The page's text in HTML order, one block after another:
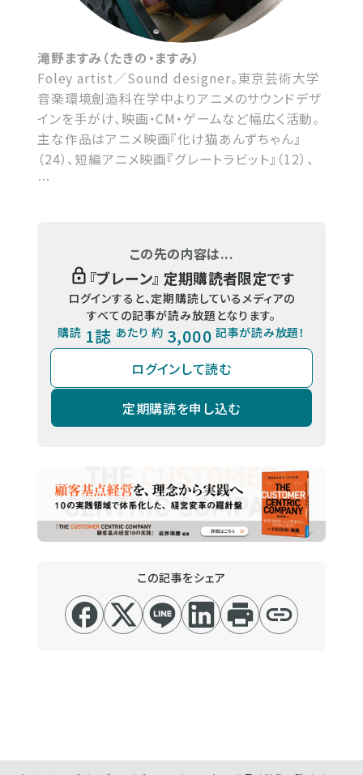
滝野ますみ（たきの・ますみ）
Foley artist／Sound designer。東京芸術大学
音楽環境創造科在学中よりアニメのサウンドデザ
インを手がけ、映画・CM・ゲームなど幅広く活動。
主な作品はアニメ映画『化け猫あんずちゃん』
（24）、短編アニメ映画『グレートラビット』（12）、
…
この先の内容は...
『ブレーン』 定期購読者限定です
ログインすると、定期購読しているメディアの
すべての記事が読み放題となります。
購読 1誌 あたり 約 3,000 記事が読み放題！
ログインして読む
定期購読を申し込む
この記事をシェア